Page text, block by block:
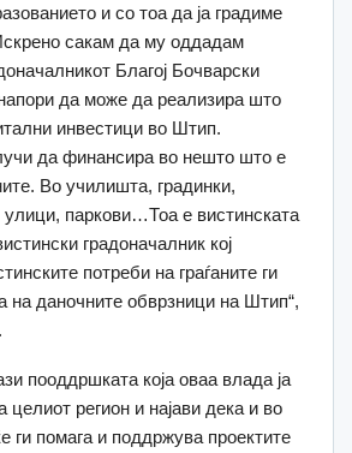
и со тоа да ја градиме
сакам да му оддадам
Благој Бочварски
да може да реализира што
инвестици во Штип.
да финансира во нешто што е
Во училишта, градинки,
улици, паркови…Тоа е вистинската
градоначалник кој
потреби на граѓаните ги
на даночните обврзници на Штип“,
пооддршката која оваа влада ја
регион и најави дека и во
ги помага и поддржува проектите